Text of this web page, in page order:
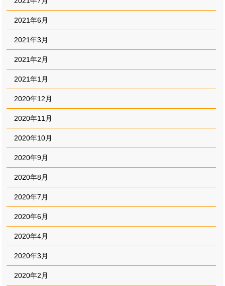
2021年6月
2021年3月
2021年2月
2021年1月
2020年12月
2020年11月
2020年10月
2020年9月
2020年8月
2020年7月
2020年6月
2020年4月
2020年3月
2020年2月